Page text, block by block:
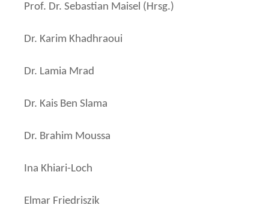
Prof. Dr. Sebastian Maisel (Hrsg.)
Dr. Karim Khadhraoui
Dr. Lamia Mrad
Dr. Kais Ben Slama
Dr. Brahim Moussa
Ina Khiari-Loch
Elmar Friedriszik